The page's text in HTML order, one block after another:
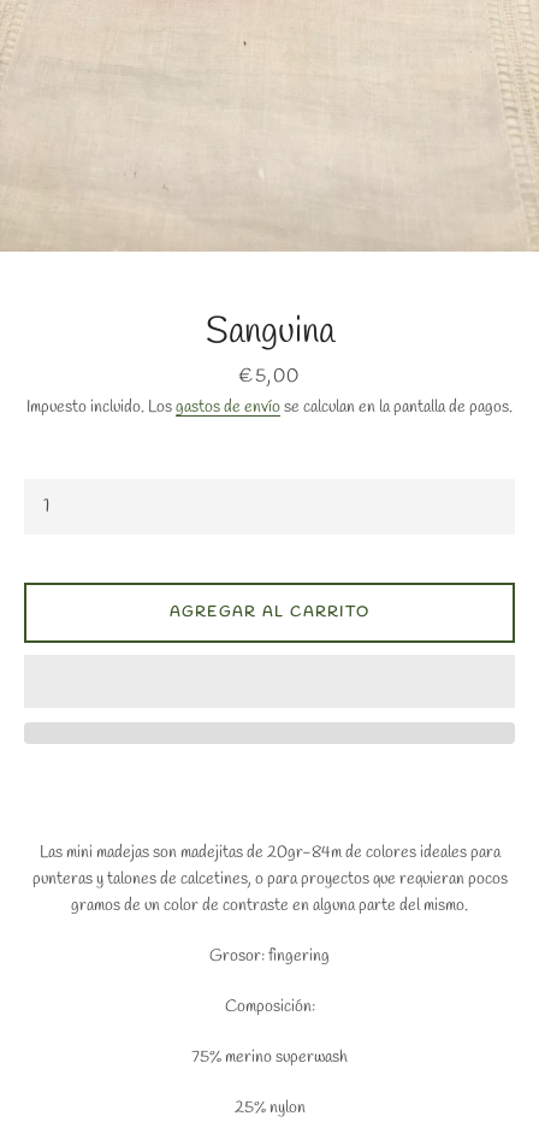
Sanguina
Precio
€5,00
Impuesto incluido. Losgastos de envíose calculan en la pantalla de pagos.
Las mini madejas son madejitas de 20gr-84m de colores ideales para
punteras y talones de calcetines, o para proyectos que requieran pocos
gramos de un color de contraste en alguna parte del mismo.
Grosor: fingering
Composición:
75% merino superwash
25% nylon
AGREGAR AL CARRITO